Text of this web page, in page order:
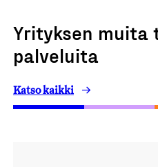
Yrityksen
palveluita
Katso kaikki